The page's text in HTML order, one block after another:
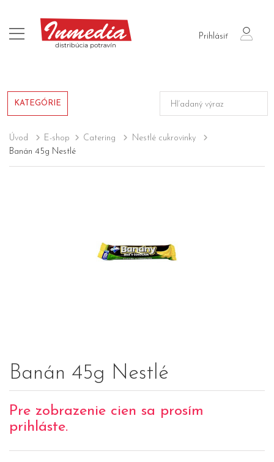
Prihlásiť
login
KATEGÓRIE
Úvod E-shop Catering
Nestlé cukrovinky
Banán 45g Nestlé
Banán 45g Nestlé
Pre zobrazenie cien sa prosím
prihláste.